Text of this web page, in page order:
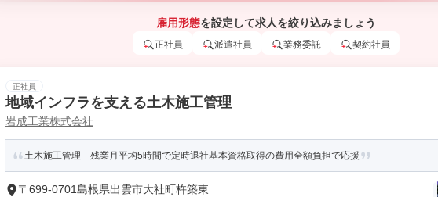
雇用形態を設定して求人を絞り込みましょう
正社員 派遣社員 業務委託 契約社員
正社員
地域インフラを支える土木施工管理
岩成工業株式会社
土木施工管理 残業月平均5時間で定時退社基本資格取得の費用全額負担で応援
〒699-0701島根県出雲市大社町杵築東